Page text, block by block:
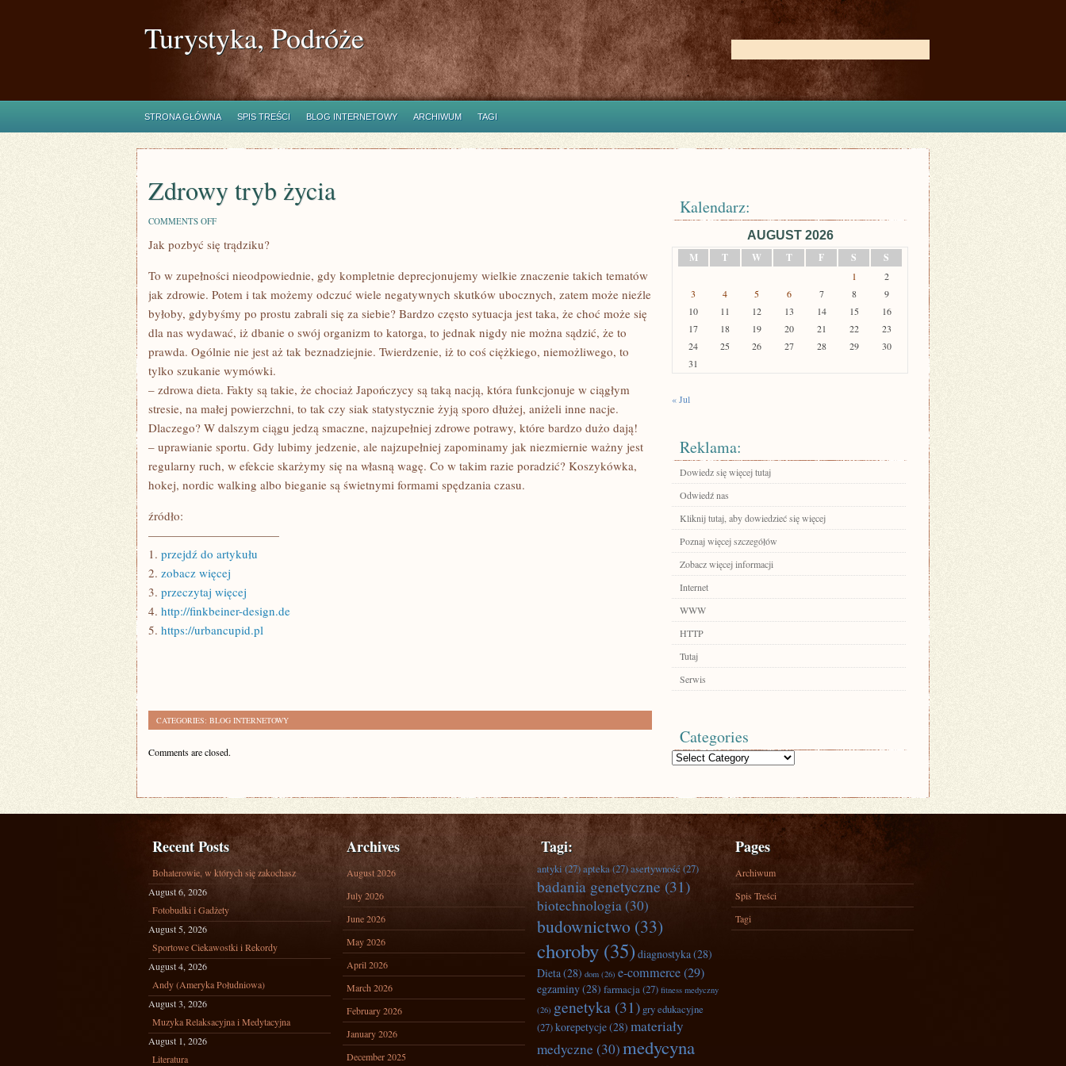
Turystyka, Podróże
STRONA GŁÓWNA SPIS TREŚCI BLOG INTERNETOWY ARCHIWUM TAGI
Zdrowy tryb życia
COMMENTS OFFON
TRYB
ŻYCIA
Jak pozbyć się trądziku?
To w zupełności nieodpowiednie, gdy kompletnie deprecjonujemy wielkie znaczenie takich tematów
jak zdrowie. Potem i tak możemy odczuć wiele negatywnych skutków ubocznych, zatem może nieźle
byłoby, gdybyśmy po prostu zabrali się za siebie? Bardzo często sytuacja jest taka, że choć może się
dla nas wydawać, iż dbanie o swój organizm to katorga, to jednak nigdy nie można sądzić, że to
prawda. Ogólnie nie jest aż tak beznadziejnie. Twierdzenie, iż to coś ciężkiego, niemożliwego, to
tylko szukanie wymówki.
– zdrowa dieta. Fakty są takie, że chociaż Japończycy są taką nacją, która funkcjonuje w ciągłym
stresie, na małej powierzchni, to tak czy siak statystycznie żyją sporo dłużej, aniżeli inne nacje.
Dlaczego? W dalszym ciągu jedzą smaczne, najzupełniej zdrowe potrawy, które bardzo dużo dają!
– uprawianie sportu. Gdy lubimy jedzenie, ale najzupełniej zapominamy jak niezmiernie ważny jest
regularny ruch, w efekcie skarżymy się na własną wagę. Co w takim razie poradzić? Koszykówka,
hokej, nordic walking albo bieganie są świetnymi formami spędzania czasu.
źródło:
———————————
1. przejdź do artykułu
2. zobacz więcej
3. przeczytaj więcej
4. http://finkbeiner-design.de
5. https://urbancupid.pl
CATEGORIES: BLOG INTERNETOWY
Comments are closed.
Kalendarz:
AUGUST 2026
M
T W T F S S
1
2
3
4 5 6 7 8
9
10
11 12 13 14 15
16
17
18 19 20 21 22
23
24
25 26 27 28 29
30
31
« Jul
Reklama:
Dowiedz się więcej tutaj
Odwiedź nas
Kliknij tutaj, aby dowiedzieć się więcej
Poznaj więcej szczegółów
Zobacz więcej informacji
Internet
WWW
HTTP
Tutaj
Serwis
Categories
Categories
Recent Posts
Bohaterowie, w których się zakochasz
August 6, 2026
Fotobudki i Gadżety
August 5, 2026
Sportowe Ciekawostki i Rekordy
August 4, 2026
Andy (Ameryka Południowa)
August 3, 2026
Muzyka Relaksacyjna i Medytacyjna
August 1, 2026
Literatura
Archives
August 2026
July 2026
June 2026
May 2026
April 2026
March 2026
February 2026
January 2026
December 2025
Tagi:
antyki(27)apteka(27)asertywność(27)
badania genetyczne(31)
biotechnologia(30)
budownictwo (33)
choroby (35) diagnostyka(28)
Dieta(28) dom (26) e-commerce(29)
egzaminy(28) farmacja(27) fitness medyczny
(26) genetyka (31) gry edukacyjne
(27)korepetycje(28) materiały
medyczne (30)medycyna
Pages
Archiwum
Spis Treści
Tagi